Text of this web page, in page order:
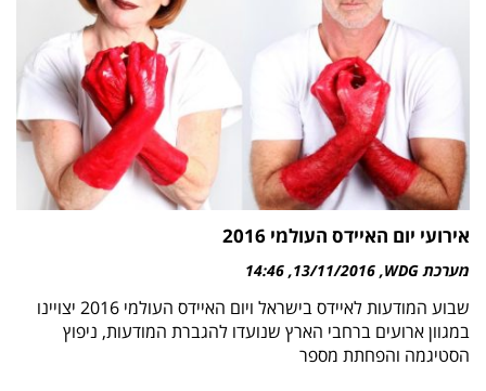
אירועי יום האיידס העולמי 2016
מערכת WDG 13/11/2016
14:46
שבוע המודעות לאיידס בישראל ויום האיידס העולמי 2016 יצויינו
במגוון ארועים ברחבי הארץ שנועדו להגברת המודעות, ניפוץ
הסטיגמה והפחתת מספר